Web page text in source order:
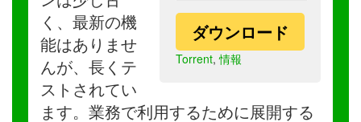
ダウンロード
Torrent,情報
く、最新の機
能はありませ
んが、長くテ
ストされてい
ます。業務で利用するために展開する